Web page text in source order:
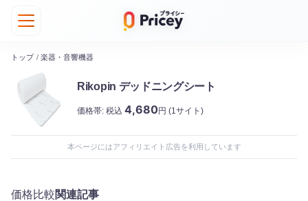
トップ / 楽器・音響機器
Rikopin デッドニングシート
価格帯: 税込 4,680円 (1サイト)
本ページにはアフィリエイト広告を利用しています
価格比較関連記事